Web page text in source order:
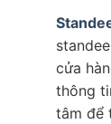
cửa
thông
tâm để